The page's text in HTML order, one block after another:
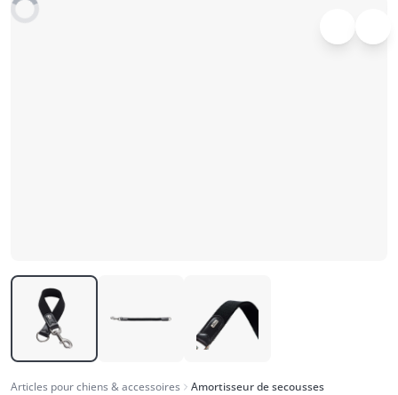
Articles pour chiens & accessoires Amortisseur de secousses